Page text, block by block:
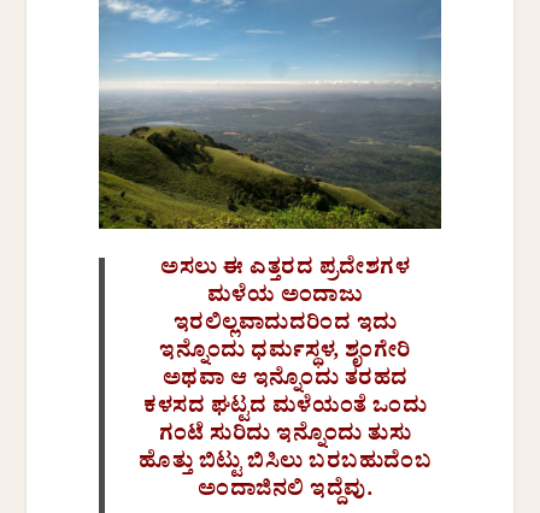
ಅಸಲು ಈ ಎತ್ತರದ ಪ್ರದೇಶಗಳ
ಮಳೆಯ ಅಂದಾಜು
ಇರಲಿಲ್ಲವಾದುದರಿಂದ ಇದು
ಇನ್ನೊಂದು ಧರ್ಮಸ್ಥಳ, ಶೃಂಗೇರಿ
ಅಥವಾ ಆ ಇನ್ನೊಂದು ತರಹದ
ಕಳಸದ ಘಟ್ಟದ ಮಳೆಯಂತೆ ಒಂದು
ಗಂಟೆ ಸುರಿದು ಇನ್ನೊಂದು ತುಸು
ಹೊತ್ತು ಬಿಟ್ಟು ಬಿಸಿಲು ಬರಬಹುದೆಂಬ
ಅಂದಾಜಿನಲಿ ಇದ್ದೆವು.